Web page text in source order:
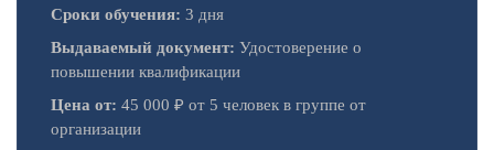
Сроки обучения: 3 дня
Выдаваемый документ: Удостоверение о
повышении квалификации
Цена от: 45 000 ₽ от 5 человек в группе от
организации